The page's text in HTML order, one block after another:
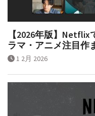
【2026年版】
ラマ・アニメ注目作
1 2月 2026